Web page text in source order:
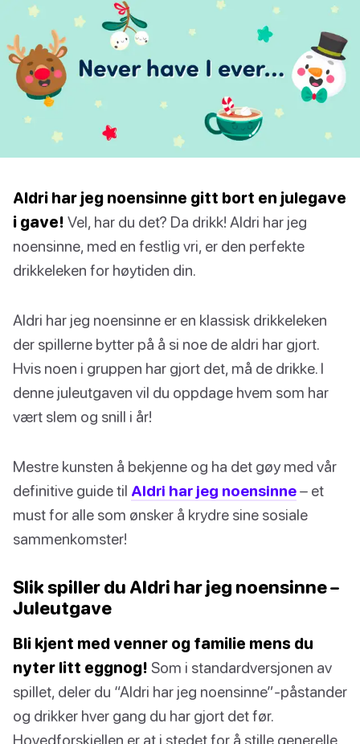
Aldri har jeg noensinne gitt bort en julegave
i gave! Vel, har du det? Da drikk! Aldri har jeg
noensinne, med en festlig vri, er den perfekte
drikkeleken for høytiden din.
Aldri har jeg noensinne er en klassisk drikkeleken
der spillerne bytter på å si noe de aldri har gjort.
Hvis noen i gruppen har gjort det, må de drikke. I
denne juleutgaven vil du oppdage hvem som har
vært slem og snill i år!
Mestre kunsten å bekjenne og ha det gøy med vår
definitive guide til Aldri har jeg noensinne– et
must for alle som ønsker å krydre sine sosiale
sammenkomster!
Slik spiller du Aldri har jeg noensinne –
Juleutgave
Bli kjent med venner og familie mens du
nyter litt eggnog! Som i standardversjonen av
spillet, deler du “Aldri har jeg noensinne”-påstander
og drikker hver gang du har gjort det før.
Hovedforskjellen er at i stedet for å stille generelle